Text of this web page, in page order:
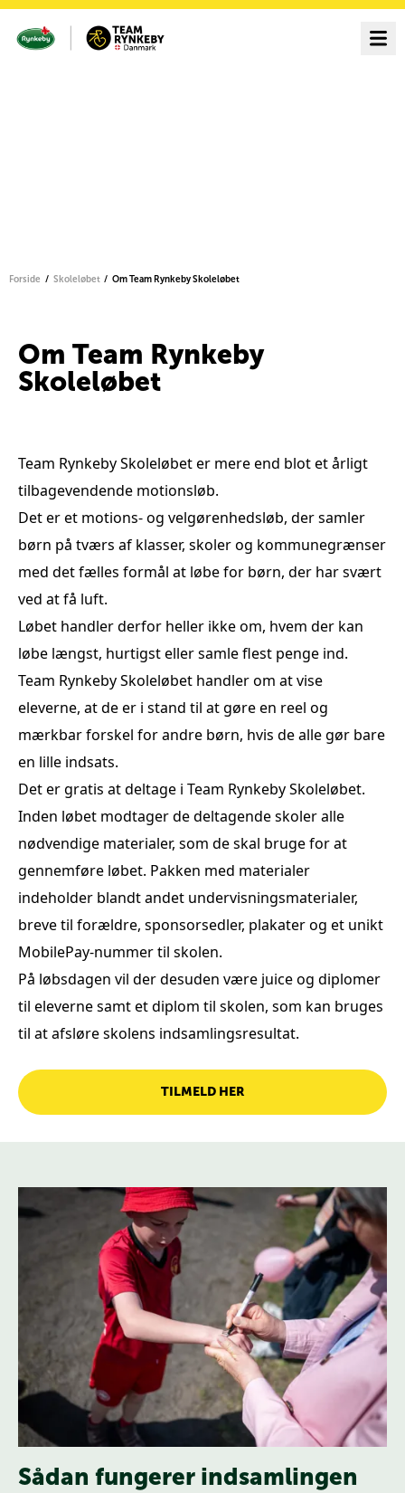
Forside Skoleløbet Om Team Rynkeby Skoleløbet
Om Team Rynkeby
Skoleløbet
Team Rynkeby Skoleløbet er mere end blot et årligt
tilbagevendende motionsløb.
Det er et motions- og velgørenhedsløb, der samler
børn på tværs af klasser, skoler og kommunegrænser
med det fælles formål at løbe for børn, der har svært
ved at få luft.
Løbet handler derfor heller ikke om, hvem der kan
løbe længst, hurtigst eller samle flest penge ind.
Team Rynkeby Skoleløbet handler om at vise
eleverne, at de er i stand til at gøre en reel og
mærkbar forskel for andre børn, hvis de alle gør bare
en lille indsats.
Det er gratis at deltage i Team Rynkeby Skoleløbet.
Inden løbet modtager de deltagende skoler alle
nødvendige materialer, som de skal bruge for at
gennemføre løbet. Pakken med materialer
indeholder blandt andet undervisningsmaterialer,
breve til forældre, sponsorsedler, plakater og et unikt
MobilePay-nummer til skolen.
På løbsdagen vil der desuden være juice og diplomer
til eleverne samt et diplom til skolen, som kan bruges
til at afsløre skolens indsamlingsresultat.
TILMELD HER
Sådan fungerer indsamlingen